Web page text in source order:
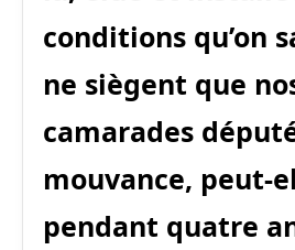
conditions qu’on
ne siègent que
camarades
mouvance, peut-
pendant quatre